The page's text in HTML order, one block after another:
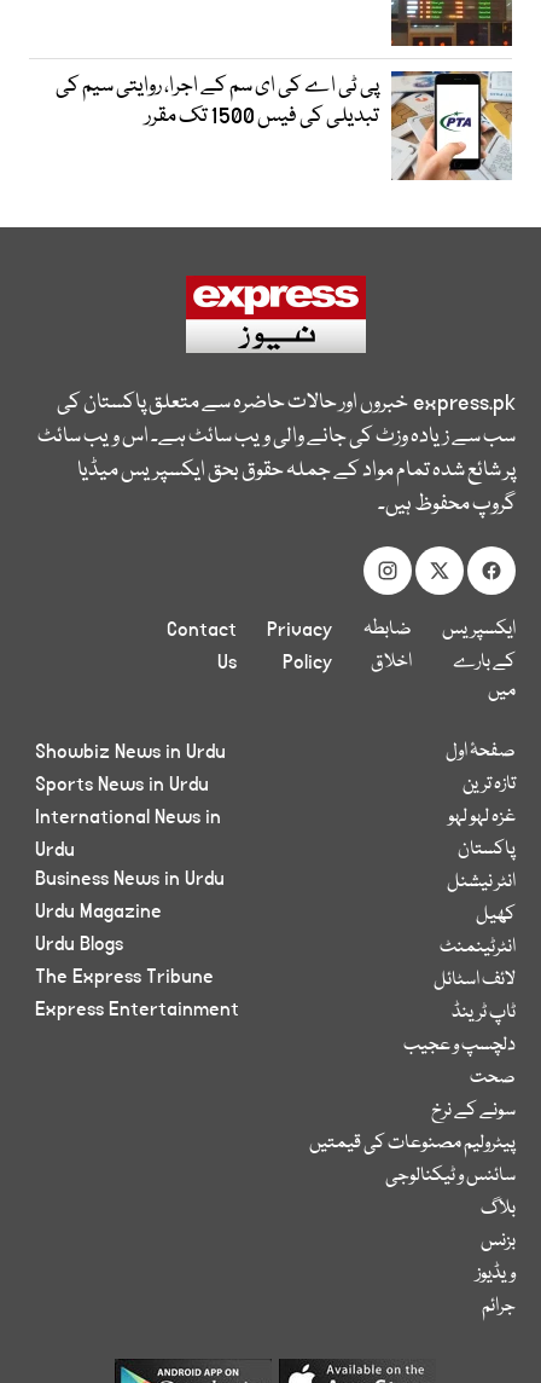
پی ٹی اے کی ای سم کے اجرا، روایتی سیم کی
تبدیلی کی فیس 1500 تک مقرر
express.pkخبروں اور حالات حاضرہ سے متعلق پاکستان کی
سب سے زیادہ وزٹ کی جانے والی ویب سائٹ ہے۔ اس ویب سائٹ
پر شائع شدہ تمام مواد کے جملہ حقوق بحق ایکسپریس میڈیا
گروپ محفوظ ہیں۔
ایکسپریس
کے بارے
میں
ضابطہ
اخلاق
Privacy
Policy
Contact
Us
صفحۂ اول
تازہ ترین
غزہ لہو لہو
پاکستان
انٹر نیشنل
کھیل
انٹرٹینمنٹ
لائف اسٹائل
ٹاپ ٹرینڈ
دلچسپ و عجیب
صحت
سونے کے نرخ
پیٹرولیم مصنوعات کی قیمتیں
سائنس و ٹیکنالوجی
بلاگ
بزنس
ویڈیوز
جرائم
Showbiz News in Urdu
Sports News in Urdu
International News in
Urdu
Business News in Urdu
Urdu Magazine
Urdu Blogs
The Express Tribune
Express Entertainment